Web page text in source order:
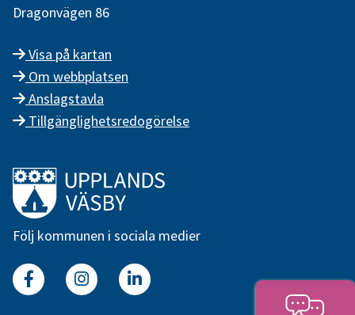
Dragonvägen 86
Visa på kartan
Om webbplatsen
Anslagstavla
Tillgänglighetsredogörelse
Länk till startsidan
Följ kommunen i sociala medier
FacebookInstagramLinkedin